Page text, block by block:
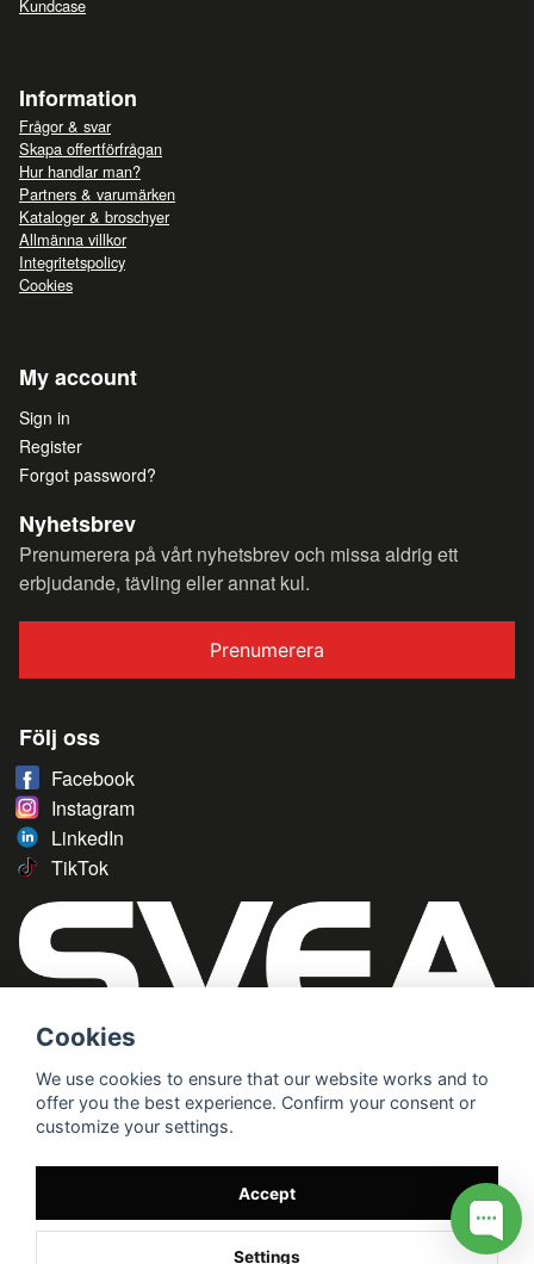
Kundcase
Information
Frågor & svar
Skapa offertförfrågan
Hur handlar man?
Partners & varumärken
Kataloger & broschyer
Allmänna villkor
Integritetspolicy
Cookies
My account
Sign in
Register
Forgot password?
Nyhetsbrev
Prenumerera på vårt nyhetsbrev och missa aldrig ett
erbjudande, tävling eller annat kul.
Prenumerera
Följ oss
Facebook
Instagram
LinkedIn
TikTok
Cookies
We use cookies to ensure that our website works and to
offer you the best experience. Confirm your consent or
customize your settings.
Accept
Settings